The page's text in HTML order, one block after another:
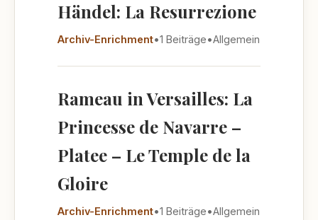
Händel: La Resurrezione
Archiv-Enrichment•1 Beiträge•Allgemein
Rameau in Versailles: La
Princesse de Navarre –
Platee – Le Temple de la
Gloire
Archiv-Enrichment•1 Beiträge•Allgemein